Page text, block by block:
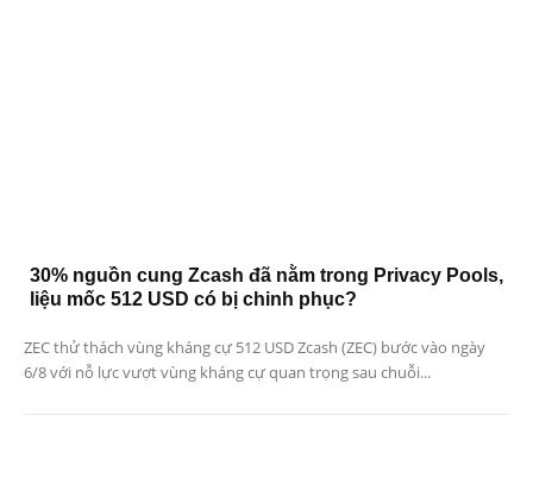
30% nguồn cung Zcash đã nằm trong Privacy Pools,
liệu mốc 512 USD có bị chinh phục?
ZEC thử thách vùng kháng cự 512 USD Zcash (ZEC) bước vào ngày
6/8 với nỗ lực vượt vùng kháng cự quan trọng sau chuỗi...